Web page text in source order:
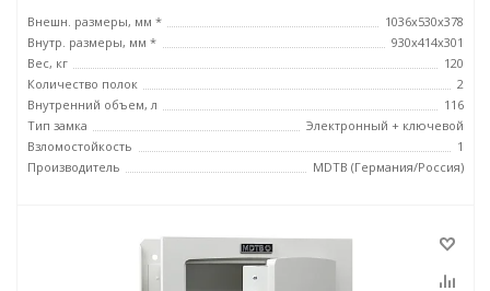
Внешн. размеры, мм *
1036x530x378
Внутр. размеры, мм *
930x414x301
Вес, кг
120
Количество полок
2
Внутренний объем, л
116
Тип замка
Электронный + ключевой
Взломостойкость
1
Производитель
MDTB (Германия/Россия)